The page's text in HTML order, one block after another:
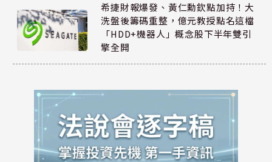
希捷財報爆發、黃仁勳欽點加持！大
洗盤後籌碼重整，億元教授點名這檔
「HDD+機器人」概念股下半年雙引
擎全開